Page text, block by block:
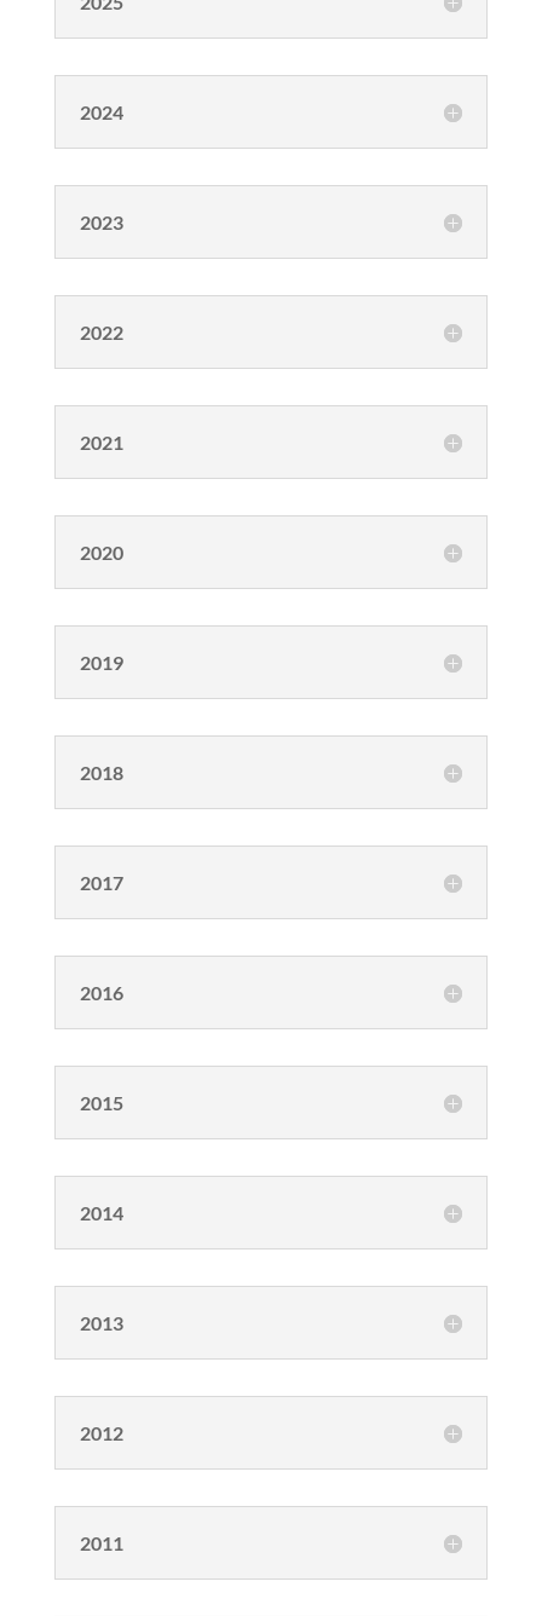
2024
2023
2022
2021
2020
2019
2018
2017
2016
2015
2014
2013
2012
2011